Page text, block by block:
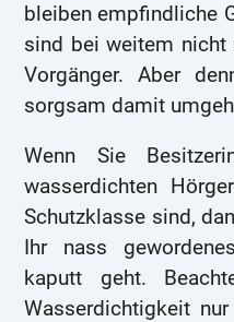
bleiben empfindliche
sind bei weitem
Vorgänger. Aber
sorgsam damit
Wenn Sie
wasserdichten
Schutzklasse sind,
Ihr nass
kaputt geht.
Wasserdichtigkeit